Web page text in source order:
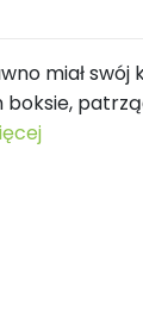
miał swój
boksie,